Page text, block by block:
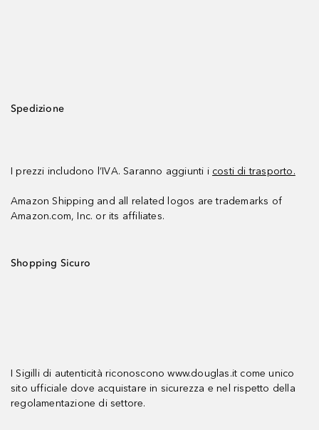
Spedizione
I prezzi includono l’IVA. Saranno aggiunti i costi di trasporto.
Amazon Shipping and all related logos are trademarks of
Amazon.com, Inc. or its affiliates.
Shopping Sicuro
I Sigilli di autenticità riconoscono www.douglas.it come unico
sito ufficiale dove acquistare in sicurezza e nel rispetto della
regolamentazione di settore.